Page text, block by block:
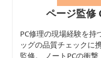
ページ監
PC修理の現場経験を
ッグの品質チェックに
監修。 ノートPCの衝